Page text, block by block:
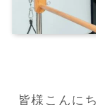
皆様こんに